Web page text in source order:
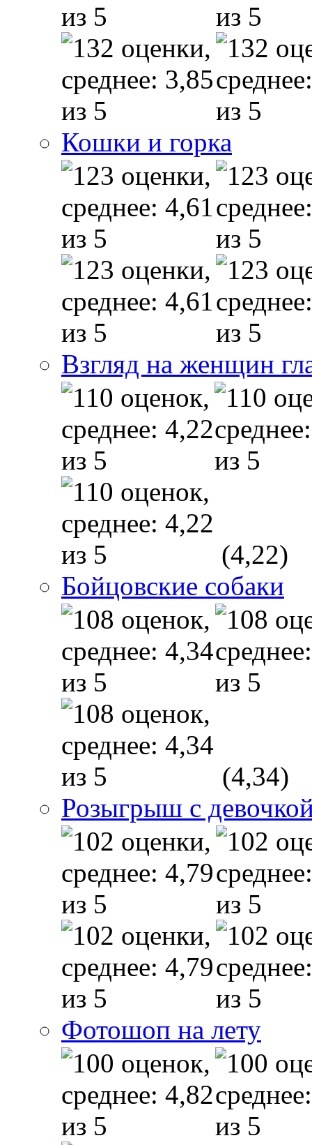
Кошки и горка
Взгляд на женщин
(4,22)
Бойцовские собаки
(4,34)
Розыгрыш с
Фотошоп на лету